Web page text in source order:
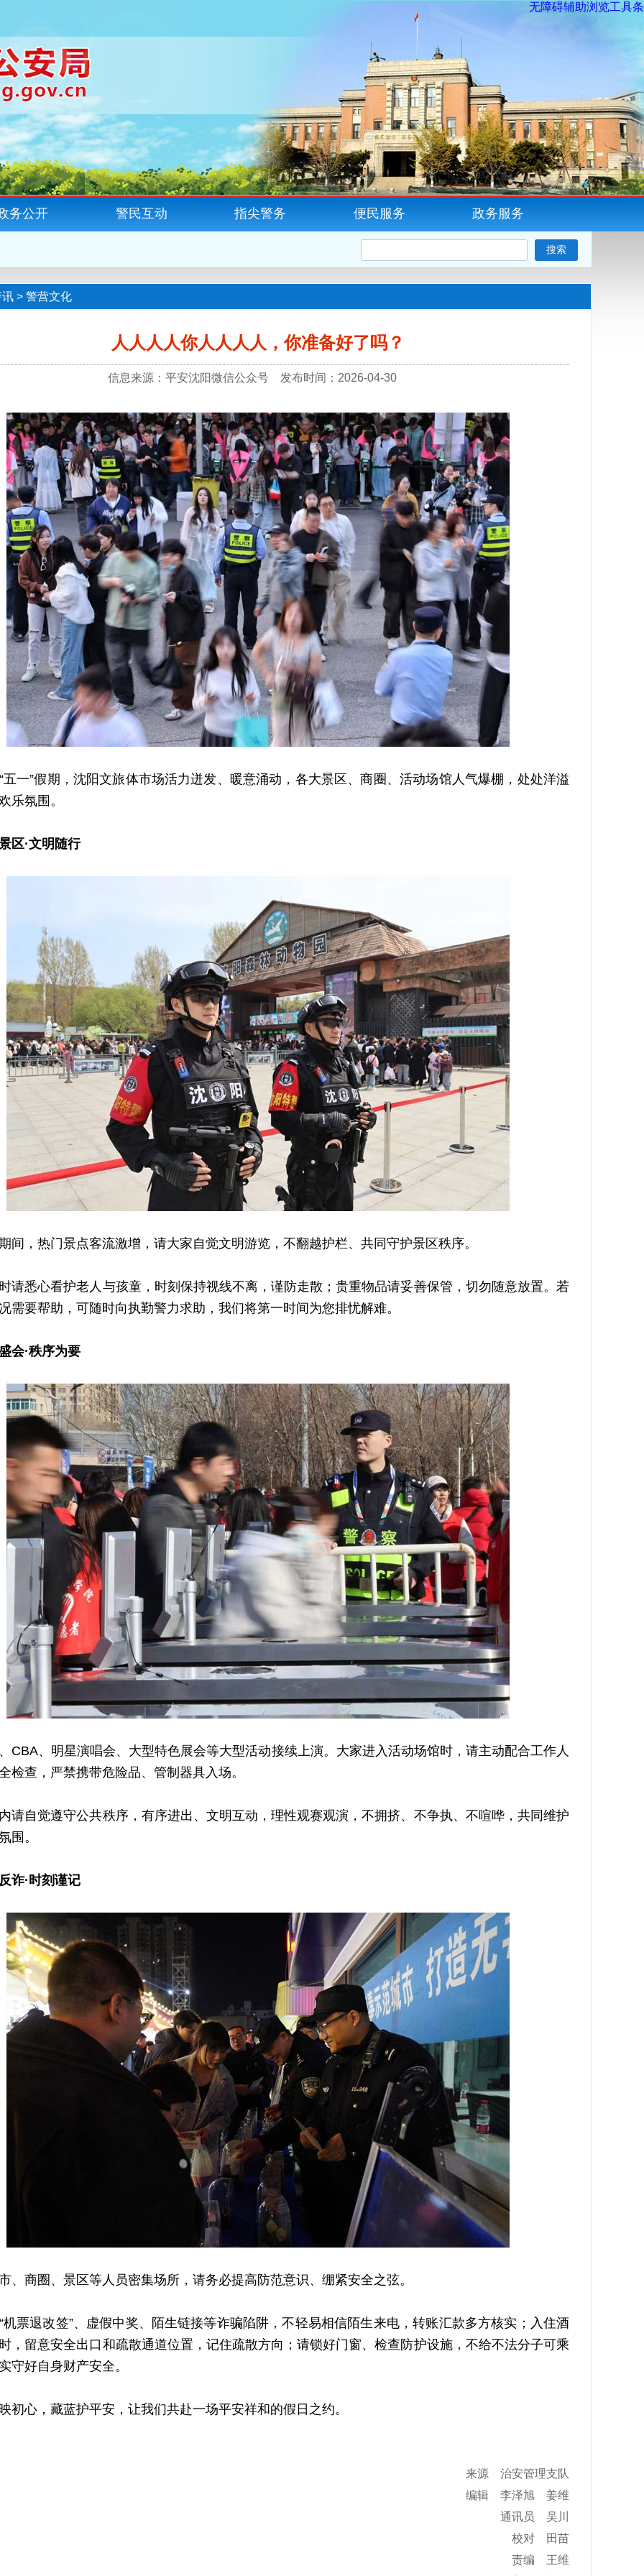
无障碍辅助浏览工具条
务公开 警民互动 指尖警务 便民服务 政务服务
讯 > 警营文化
人人人人你人人人人，你准备好了吗？
信息来源：平安沈阳微信公众号 发布时间：2026-04-30
”假期，沈阳文旅体市场活力迸发、暖意涌动，各大景区、商圈、活动场馆人气爆棚，处处洋溢
乐氛围。
区·文明随行
，热门景点客流激增，请大家自觉文明游览，不翻越护栏、共同守护景区秩序。
悉心看护老人与孩童，时刻保持视线不离，谨防走散；贵重物品请妥善保管，切勿随意放置。若
需要帮助，可随时向执勤警力求助，我们将第一时间为您排忧解难。
会·秩序为要
、明星演唱会、大型特色展会等大型活动接续上演。大家进入活动场馆时，请主动配合工作人
检查，严禁携带危险品、管制器具入场。
自觉遵守公共秩序，有序进出、文明互动，理性观赛观演，不拥挤、不争执、不喧哗，共同维护
围。
诈·时刻谨记
商圈、景区等人员密集场所，请务必提高防范意识、绷紧安全之弦。
退改签”、虚假中奖、陌生链接等诈骗陷阱，不轻易相信陌生来电，转账汇款多方核实；入住酒
，留意安全出口和疏散通道位置，记住疏散方向；请锁好门窗、检查防护设施，不给不法分子可乘
守好自身财产安全。
心，藏蓝护平安，让我们共赴一场平安祥和的假日之约。
来源 治安管理支队
编辑 李泽旭 姜维
通讯员 吴川
校对 田苗
责编 王维